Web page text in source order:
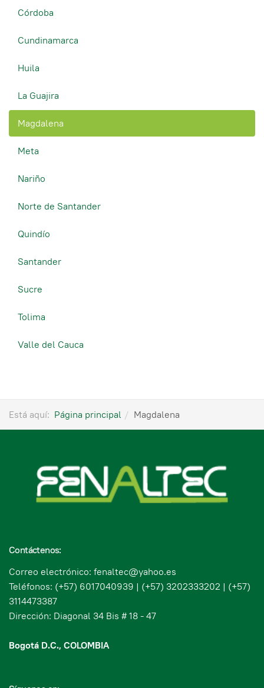
Córdoba
Cundinamarca
Huila
La Guajira
Magdalena
Meta
Nariño
Norte de Santander
Quindío
Santander
Sucre
Tolima
Valle del Cauca
Está aquí: Página principal Magdalena
Contáctenos:
Correo electrónico: fenaltec@yahoo.es
Teléfonos: (+57) 6017040939 | (+57) 3202333202 | (+57)
3114473387
Dirección: Diagonal 34 Bis # 18 - 47
Bogotá D.C., COLOMBIA